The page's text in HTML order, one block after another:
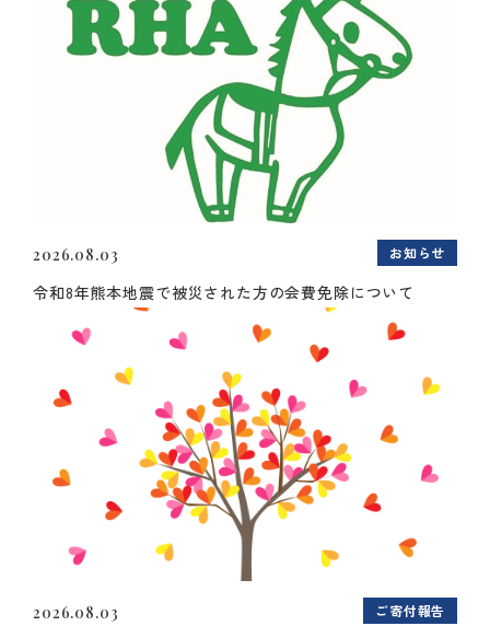
2026.08.03 お知らせ
令和8年熊本地震で被災された方の会費免除について
2026.08.03 ご寄付報告